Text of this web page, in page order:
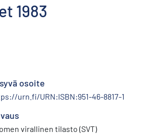
1983
osoite
urn.fi/URN:ISBN:951-46-8817-1
virallinen tilasto (SVT)